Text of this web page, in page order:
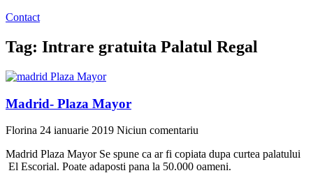
Contact
Tag: Intrare gratuita Palatul Regal
Madrid- Plaza Mayor
Florina 24 ianuarie 2019 Niciun comentariu
Madrid Plaza Mayor Se spune ca ar fi copiata dupa curtea palatului
El Escorial. Poate adaposti pana la 50.000 oameni.